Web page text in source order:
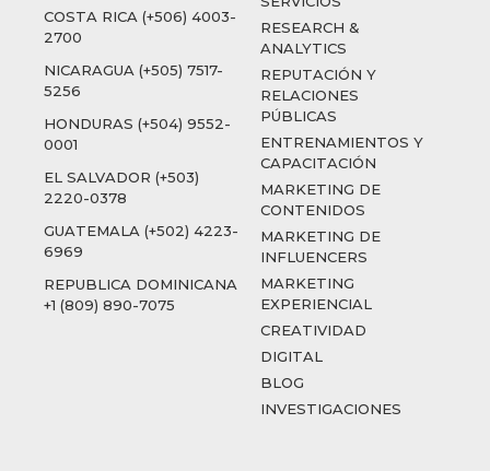
COSTA RICA (+506) 4003-
2700
NICARAGUA (+505) 7517-
5256
HONDURAS (+504) 9552-
0001
EL SALVADOR (+503)
2220-0378
GUATEMALA (+502) 4223-
6969
REPUBLICA DOMINICANA
+1 (809) 890-7075
RESEARCH &
ANALYTICS
REPUTACIÓN Y
RELACIONES
PÚBLICAS
ENTRENAMIENTOS Y
CAPACITACIÓN
MARKETING DE
CONTENIDOS
MARKETING DE
INFLUENCERS
MARKETING
EXPERIENCIAL
CREATIVIDAD
DIGITAL
BLOG
INVESTIGACIONES